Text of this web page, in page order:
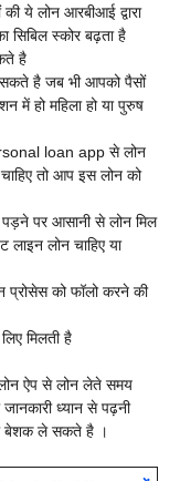
ये लोन आरबीआई द्वारा
स्कोर बढ़ता है
है
है जब भी आपको पैसों
में हो महिला हो या पुरुष
loan app से लोन
तो आप इस लोन को
पर आसानी से लोन मिल
लाइन लोन चाहिए या
प्रोसेस को फॉलो करने की
मिलती है
ऐप से लोन लेते समय
ध्यान से पढ़नी
बेशक ले सकते है ।